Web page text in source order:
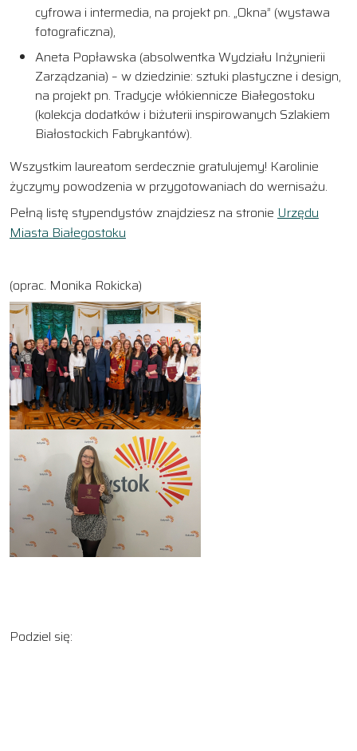
cyfrowa i intermedia, na projekt pn. „Okna” (wystawa
fotograficzna),
Aneta Popławska (absolwentka Wydziału Inżynierii
Zarządzania) – w dziedzinie: sztuki plastyczne i design,
na projekt pn. Tradycje włókiennicze Białegostoku
(kolekcja dodatków i biżuterii inspirowanych Szlakiem
Białostockich Fabrykantów).
Wszystkim laureatom serdecznie gratulujemy! Karolinie
życzymy powodzenia w przygotowaniach do wernisażu.
Pełną listę stypendystów znajdziesz na stronie Urzędu
Miasta Białegostoku
(oprac. Monika Rokicka)
Podziel się: